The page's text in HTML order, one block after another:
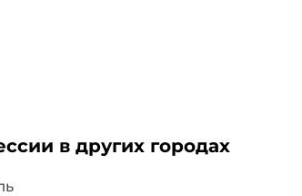
в других городах